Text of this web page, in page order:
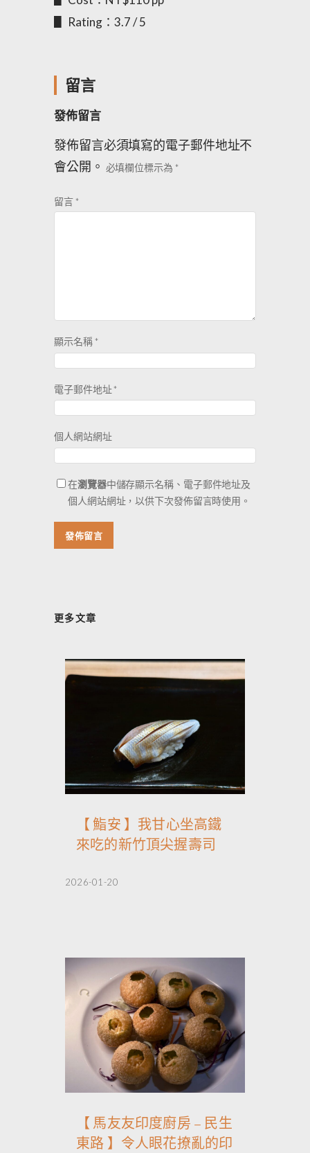
▋ Rating：3.7 / 5
留言
發佈留言
發佈留言必須填寫的電子郵件地址不
會公開。 必填欄位標示為 *
留言*
顯示名稱*
電子郵件地址*
個人網站網址
在瀏覽器中儲存顯示名稱、電子郵件地址及
個人網站網址，以供下次發佈留言時使用。
更多文章
【 鮨安 】我甘心坐高鐵
來吃的新竹頂尖握壽司
2026-01-20
【 馬友友印度廚房 – 民生
東路 】令人眼花撩亂的印